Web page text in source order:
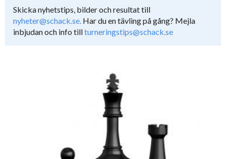
Skicka nyhetstips, bilder och resultat till
nyheter@schack.se. Har du en tävling på gång? Mejla
inbjudan och info tillturneringstips@schack.se